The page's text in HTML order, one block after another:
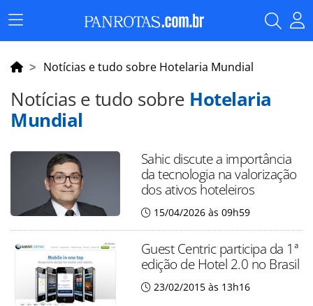
Menu
Principal
Notícias e tudo sobre Hotelaria Mundial
Notícias e tudo sobre Hotelaria
Mundial
Sahic discute a importância
da tecnologia na valorização
dos ativos hoteleiros
15/04/2026 às 09h59
Guest Centric participa da 1ª
edição de Hotel 2.0 no Brasil
23/02/2015 às 13h16